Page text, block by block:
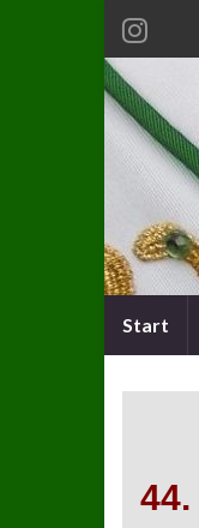
Start